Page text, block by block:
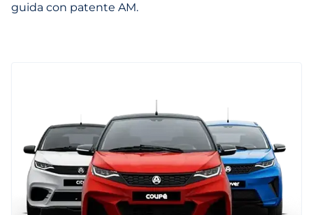
guida con patente AM.